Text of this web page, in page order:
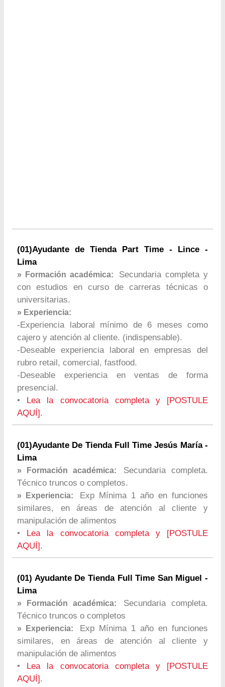
(01)Ayudante de Tienda Part Time - Lince -
Lima
» Formación académica:
Secundaria completa y
con estudios en curso de carreras técnicas o
universitarias.
» Experiencia:
-Experiencia laboral mínimo de 6 meses como
cajero y atención al cliente. (indispensable).
-Deseable experiencia laboral en empresas del
rubro retail, comercial, fastfood.
-Deseable experiencia en ventas de forma
presencial.
•
Lea la convocatoria completa y [POSTULE
AQUÍ].
(01)Ayudante De Tienda Full Time Jesús María -
Lima
» Formación académica:
Secundaria completa.
Técnico truncos o completos.
» Experiencia:
Exp Mínima 1 año en funciones
similares, en áreas de atención al cliente y
manipulación de alimentos
•
Lea la convocatoria completa y [POSTULE
AQUÍ].
(01) Ayudante De Tienda Full Time San Miguel -
Lima
» Formación académica:
Secundaria completa.
Técnico truncos o completos
» Experiencia:
Exp Mínima 1 año en funciones
similares, en áreas de atención al cliente y
manipulación de alimentos
•
Lea la convocatoria completa y [POSTULE
AQUÍ].